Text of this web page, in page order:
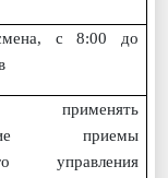
с 8:00 до
применять
приемы
управления